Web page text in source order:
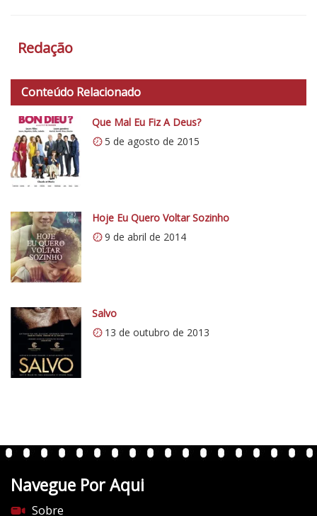
Redação
Conteúdo Relacionado
Que Mal Eu Fiz A Deus?
5 de agosto de 2015
Hoje Eu Quero Voltar Sozinho
9 de abril de 2014
Salvo
13 de outubro de 2013
Navegue Por Aqui
Sobre